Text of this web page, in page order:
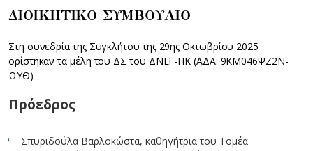
ΔΙΟΙΚΗΤΙΚΟ ΣΥΜΒΟΥΛΙΟ
Στη συνεδρία της Συγκλήτου της 29ης Οκτωβρίου 2025
ορίστηκαν τα μέλη του ΔΣ του ΔΝΕΓ-ΠΚ (ΑΔΑ: 9ΚΜ046ΨΖ2Ν-
ΩΥΘ)
Πρόεδρος
Σπυριδούλα Βαρλοκώστα, καθηγήτρια του Τομέα